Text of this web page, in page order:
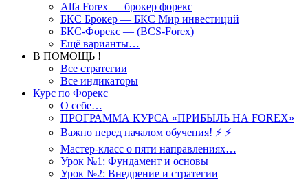
Alfa Forex — брокер форекс
БКС Брокер — БКС Мир инвестиций
БКС-Форекс — (BCS-Forex)
Ещё варианты…
В ПОМОЩЬ !
Все стратегии
Все индикаторы
Курс по Форекс
О себе…
ПРОГРАММА КУРСА «ПРИБЫЛЬ НА FOREX»
Важно перед началом обучения! ⚡ ⚡
Мастер-класс о пяти направлениях…
Урок №1: Фундамент и основы
Урок №2: Внедрение и стратегии